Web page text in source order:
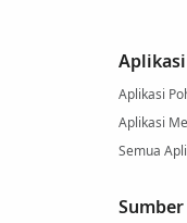
Aplikasi
Aplikasi
Semua